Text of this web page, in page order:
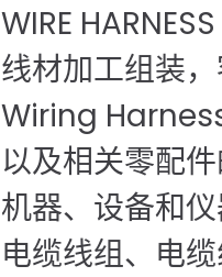
WIRE
线材加工组装
Wiring
以及相关零配
机器、设备和
电缆线组、电